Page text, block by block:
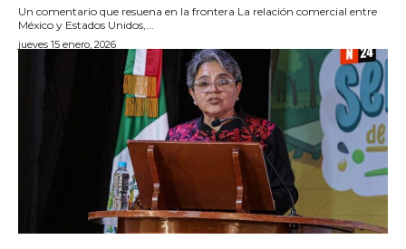
Un comentario que resuena en la frontera La relación comercial entre
México y Estados Unidos,...
jueves 15 enero, 2026